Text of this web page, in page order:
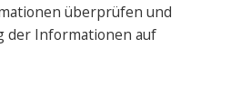
überprüfen und
der Informationen auf